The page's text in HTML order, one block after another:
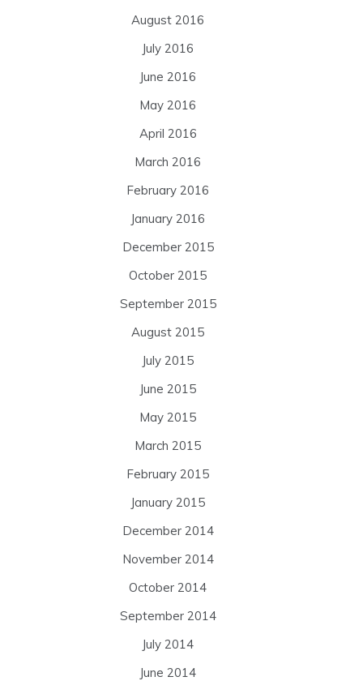
August 2016
July 2016
June 2016
May 2016
April 2016
March 2016
February 2016
January 2016
December 2015
October 2015
September 2015
August 2015
July 2015
June 2015
May 2015
March 2015
February 2015
January 2015
December 2014
November 2014
October 2014
September 2014
July 2014
June 2014